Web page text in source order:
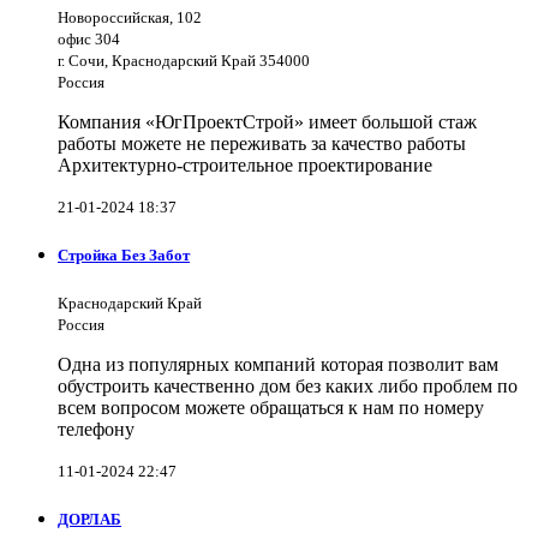
Новороссийская, 102
офис 304
г. Сочи, Краснодарский Край 354000
Россия
Компания «ЮгПроектСтрой» имеет большой стаж
работы можете не переживать за качество работы
Архитектурно-строительное проектирование
21-01-2024 18:37
Стройка Без Забот
Краснодарский Край
Россия
Одна из популярных компаний которая позволит вам
обустроить качественно дом без каких либо проблем по
всем вопросом можете обращаться к нам по номеру
телефону
11-01-2024 22:47
ДОРЛАБ